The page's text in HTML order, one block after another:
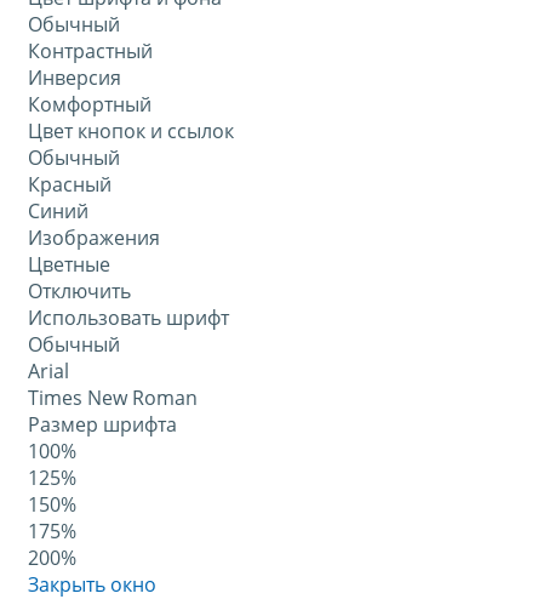
Обычный
Контрастный
Инверсия
Комфортный
Цвет кнопок и ссылок
Обычный
Красный
Синий
Изображения
Цветные
Отключить
Использовать шрифт
Обычный
Arial
Times New Roman
Размер шрифта
100%
125%
150%
175%
200%
Закрыть окно